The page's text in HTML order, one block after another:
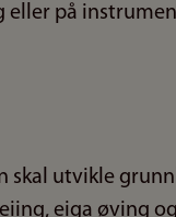
eller på
skal utvikle
eiga øving